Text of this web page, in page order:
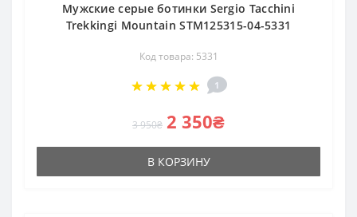
Мужские серые ботинки Sergio Tacchini
Trekkingi Mountain STM125315-04-5331
Код товара: 5331
1
3 950₴ 2 350₴
В КОРЗИНУ